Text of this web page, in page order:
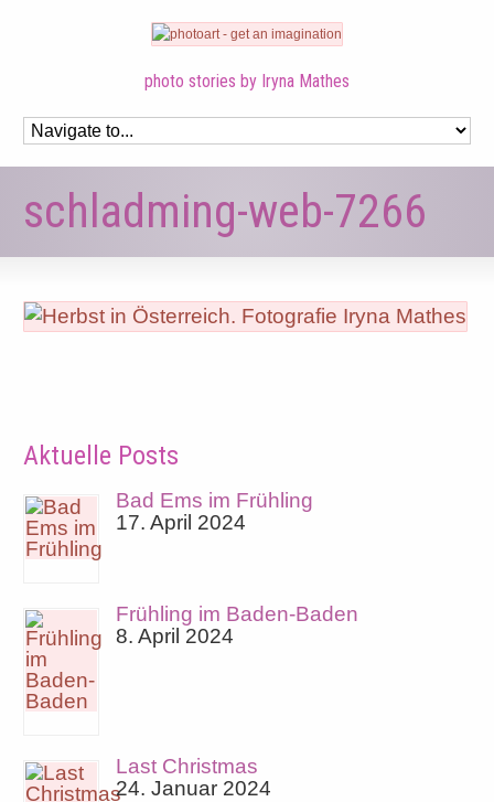
photo stories by Iryna Mathes
schladming-web-7266
Aktuelle Posts
Bad Ems im Frühling
17. April 2024
Frühling im Baden-Baden
8. April 2024
Last Christmas
24. Januar 2024